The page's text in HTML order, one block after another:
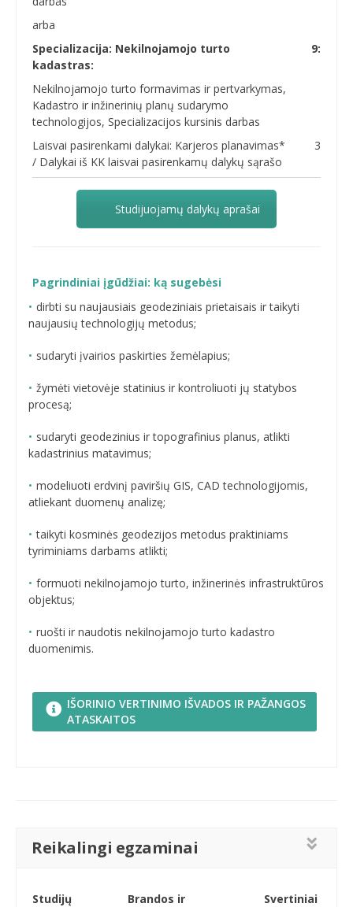
arba
Specializacija: Nekilnojamojo turto
kadastras:
9:
Nekilnojamojo turto formavimas ir pertvarkymas,
Kadastro ir inžinerinių planų sudarymo
technologijos, Specializacijos kursinis darbas
Laisvai pasirenkami dalykai: Karjeros planavimas*
/ Dalykai iš KK laisvai pasirenkamų dalykų sąrašo
3
Studijuojamų dalykų aprašai
Pagrindiniai įgūdžiai: ką sugebėsi
dirbti su naujausiais geodeziniais prietaisais ir taikyti
naujausių technologijų metodus;
sudaryti įvairios paskirties žemėlapius;
žymėti vietovėje statinius ir kontroliuoti jų statybos
procesą;
sudaryti geodezinius ir topografinius planus, atlikti
kadastrinius matavimus;
modeliuoti erdvinį paviršių GIS, CAD technologijomis,
atliekant duomenų analizę;
taikyti kosminės geodezijos metodus praktiniams
tyriminiams darbams atlikti;
formuoti nekilnojamojo turto, inžinerinės infrastruktūros
objektus;
ruošti ir naudotis nekilnojamojo turto kadastro
duomenimis.
IŠORINIO VERTINIMO IŠVADOS IR PAŽANGOS
ATASKAITOS
Reikalingi egzaminai
Studijų
Brandos ir
Svertiniai